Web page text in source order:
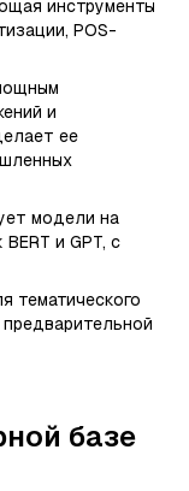
инструменты
POS-
и
ее
модели на
и GPT, с
тематического
базе